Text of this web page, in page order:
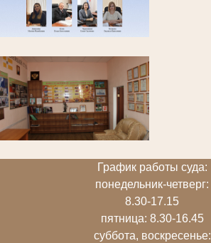
График работы суда:
понедельник-четверг:
8.30-17.15
пятница: 8.30-16.45
суббота, воскресенье: